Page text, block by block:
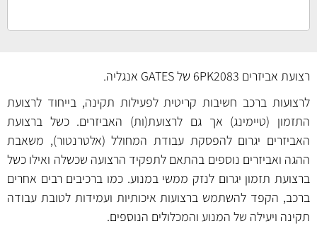
רצועת אביזרים 6PK2083 של GATES אנגליה.
לרצועות ברכב חשיבות קריטית לפעילות תקינה, בייחוד לרצועת
התזמון (טיימינג) אך גם לרצועת(ות) האביזרים. כשל ברצועת
האביזרים יגרום להפסקת עבודת המחולל (אלטרנטור), משאבת
ההגה ואביזרים נוספים בהתאם לתפקיד הרצועה שכשלה ואילו כשל
ברצועת תזמון יגרום לנזק ממשי במנוע. כמו ברכיבים רבים אחרים
ברכב, הקפד להשתמש ברצועות איכותיות ועמידות לטובת עבודה
תקינה ויעילה של המנוע והמכלולים הנוספים.